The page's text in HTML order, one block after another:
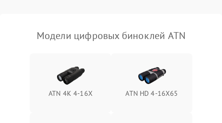
Модели цифровых биноклей ATN
ATN 4K 4-16X ATN HD 4-16X65